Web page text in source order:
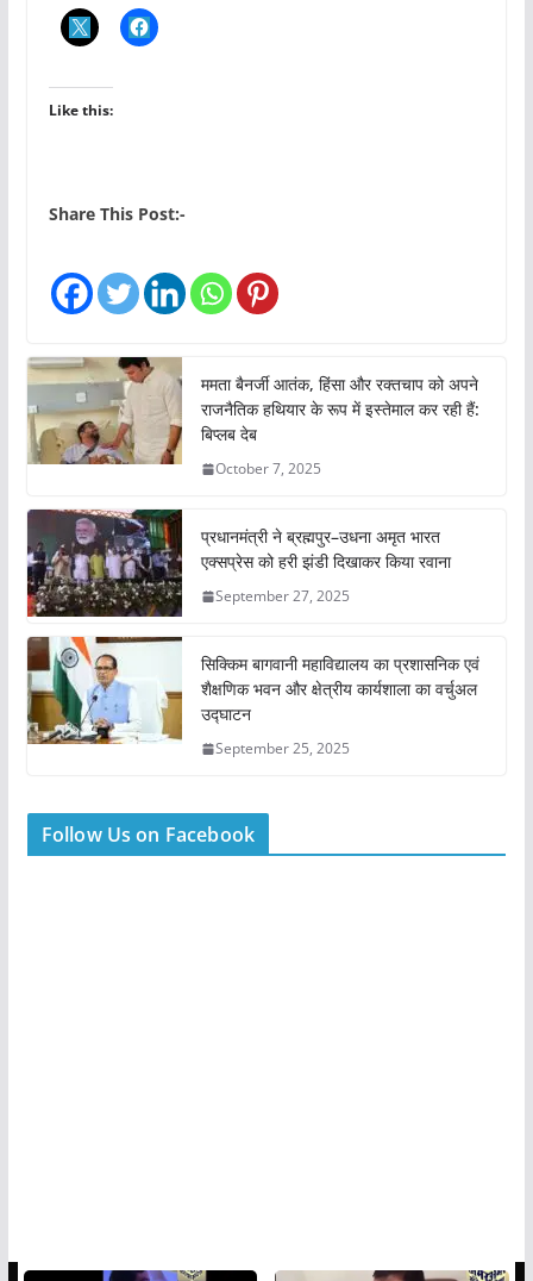
Like this:
Share This Post:-
ममता बैनर्जी आतंक, हिंसा और रक्तचाप को अपने
राजनैतिक हथियार के रूप में इस्तेमाल कर रही हैं:
बिप्लब देब
October 7, 2025
प्रधानमंत्री ने ब्रह्मपुर–उधना अमृत भारत
एक्सप्रेस को हरी झंडी दिखाकर किया रवाना
September 27, 2025
सिक्किम बागवानी महाविद्यालय का प्रशासनिक एवं
शैक्षणिक भवन और क्षेत्रीय कार्यशाला का वर्चुअल
उद्घाटन
September 25, 2025
Follow Us on Facebook